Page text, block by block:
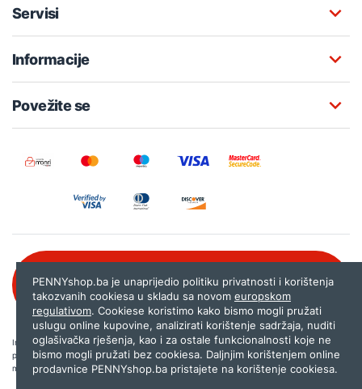
Servisi
Informacije
Povežite se
080 020 261
Internet trgovina PENNYshop.ba nastoji objavljivati samo provjerene i pravilne
podatke. Ako na našoj stranici otkrijete neistinite, odnosno neadekvatne informacije,
molimo vas da nam to javite nashop@pennyplus.com .
PENNYshop.ba je unaprijedio politiku privatnosti i korištenja
takozvanih cookiesa u skladu sa novom europskom
regulativom. Cookiese koristimo kako bismo mogli pružati
uslugu online kupovine, analizirati korištenje sadržaja, nuditi
oglašivačka rješenja, kao i za ostale funkcionalnosti koje ne
bismo mogli pružati bez cookiesa. Daljnjim korištenjem online
prodavnice PENNYshop.ba pristajete na korištenje cookiesa.